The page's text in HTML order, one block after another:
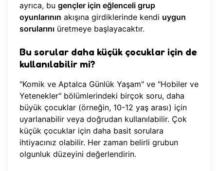
ayrıca, bu gençler için eğlenceli grup
oyunlarının akışına girdiklerinde kendi uygun
sorularını üretmeye başlayacaktır.
Bu sorular daha küçük çocuklar için de
kullanılabilir mi?
"Komik ve Aptalca Günlük Yaşam" ve "Hobiler ve
Yetenekler" bölümlerindeki birçok soru, daha
büyük çocuklar (örneğin, 10-12 yaş arası) için
uyarlanabilir veya doğrudan kullanılabilir. Çok
küçük çocuklar için daha basit sorulara
ihtiyacınız olabilir. Her zaman belirli grubun
olgunluk düzeyini değerlendirin.